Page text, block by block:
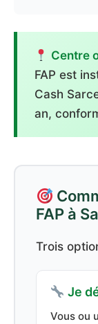
Centre
FAP est
Cash
an,
FAP à
Trois
Je
Vous ou